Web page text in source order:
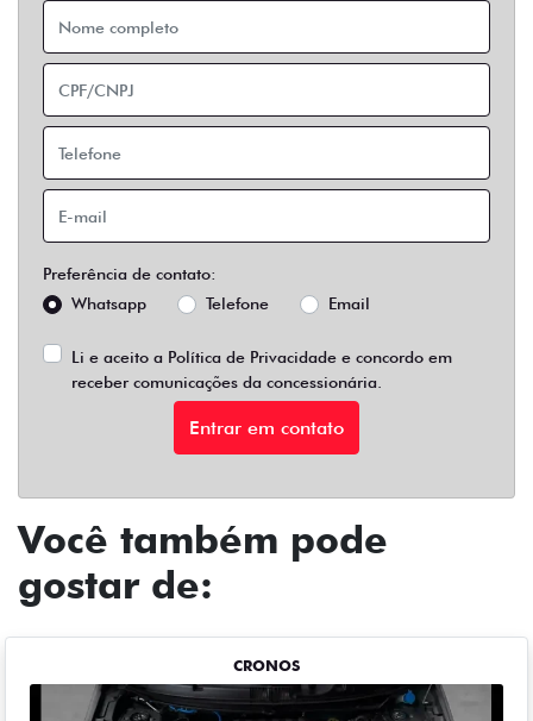
Preferência de contato:
Whatsapp
Telefone Email
Li e aceito a Política de Privacidade e concordo em
receber comunicações da concessionária.
Entrar em contato
Você também pode
gostar de:
CRONOS